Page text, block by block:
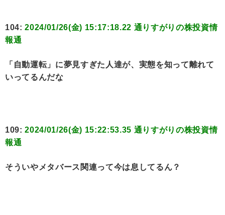
104:2024/01/26(金) 15:17:18.22 通りすがりの株投資情
報通
「自動運転」に夢見すぎた人達が、実態を知って離れて
いってるんだな
109:2024/01/26(金) 15:22:53.35 通りすがりの株投資情
報通
そういやメタバース関連って今は息してるん？